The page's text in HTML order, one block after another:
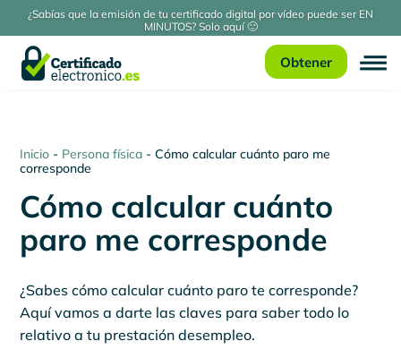
¿Sabías que la emisión de tu certificado digital por vídeo puede ser EN
MINUTOS? Solo aquí 🙂
Obtener
Inicio - Persona física -Cómo calcular cuánto paro me
corresponde
Cómo calcular cuánto
paro me corresponde
¿Sabes cómo calcular cuánto paro te corresponde?
Aquí vamos a darte las claves para saber todo lo
relativo a tu prestación desempleo.